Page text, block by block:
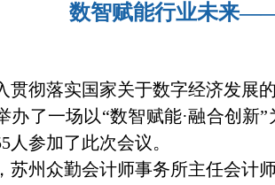
数智赋能行业未来
贯彻落实国家关于数字经济发展
办了一场以“数智赋能·融合创新”
人参加了此次会议。
苏州众勤会计师事务所主任会计